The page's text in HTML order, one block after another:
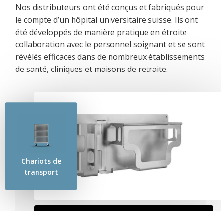
Nos distributeurs ont été conçus et fabriqués pour
le compte d’un hôpital universitaire suisse. Ils ont
été développés de manière pratique en étroite
collaboration avec le personnel soignant et se sont
révélés efficaces dans de nombreux établissements
de santé, cliniques et maisons de retraite.
Chariots de
transport